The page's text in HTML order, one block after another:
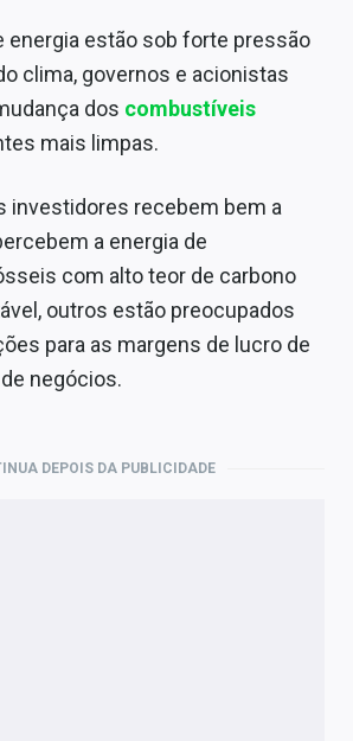
energia estão sob forte pressão
clima, governos e acionistas
dos combustíveis
mais limpas.
investidores recebem bem a
a energia de
com alto teor de carbono
outros estão preocupados
para as margens de lucro de
negócios.
DEPOIS DA PUBLICIDADE